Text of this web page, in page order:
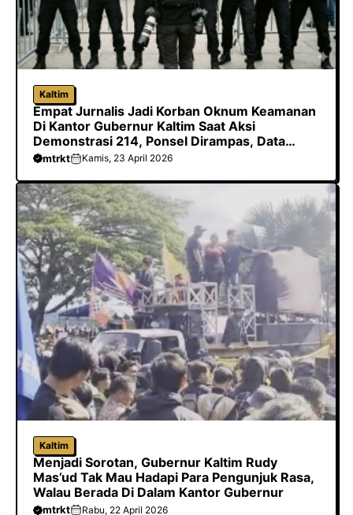
Kaltim
Empat Jurnalis Jadi Korban Oknum Keamanan
Di Kantor Gubernur Kaltim Saat Aksi
Demonstrasi 214, Ponsel Dirampas, Data
Dihapus Hingga Dilarang Meliput
mtrkt Kamis, 23 April 2026
Kaltim
Menjadi Sorotan, Gubernur Kaltim Rudy
Mas’ud Tak Mau Hadapi Para Pengunjuk Rasa,
Walau Berada Di Dalam Kantor Gubernur
mtrkt Rabu, 22 April 2026